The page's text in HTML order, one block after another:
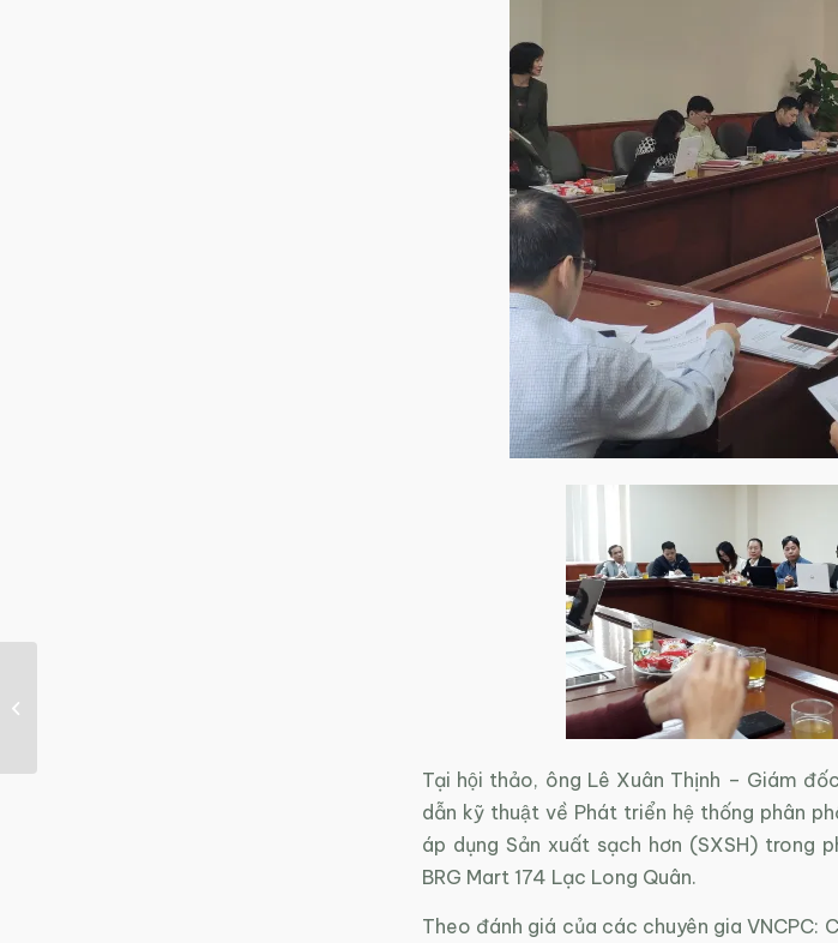
Tại hội thảo, ông Lê Xuân Thịnh – Giám
dẫn kỹ thuật về Phát triển hệ thống phân
áp dụng Sản xuất sạch hơn (SXSH) trong
BRG Mart 174 Lạc Long Quân.
Theo đánh giá của các chuyên gia VNCPC: